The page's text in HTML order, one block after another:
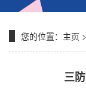
您的位置： 主页 >
三